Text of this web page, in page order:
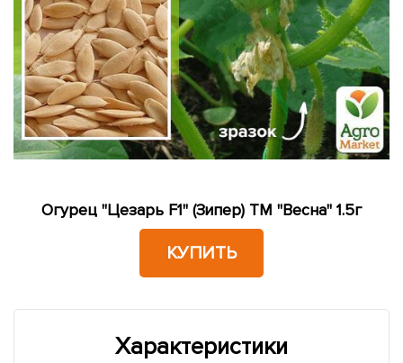
Огурец "Цезарь F1" (Зипер) ТМ "Весна" 1.5г
КУПИТЬ
Характеристики